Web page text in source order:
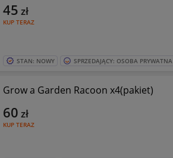
KUP TERAZ
45 zł
STAN: NOWY SPRZEDAJĄCY: OSOBA PRYWATNA
Grow a Garden Racoon x4(pakiet)
KUP TERAZ
60 zł